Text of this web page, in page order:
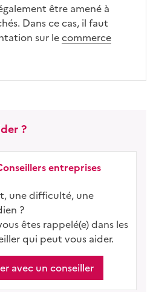
être amené à
Dans ce cas, il faut
sur lecommerce
?
entreprises
une difficulté, une
?
êtes rappelé(e) dans les
qui peut vous aider.
avec un conseiller